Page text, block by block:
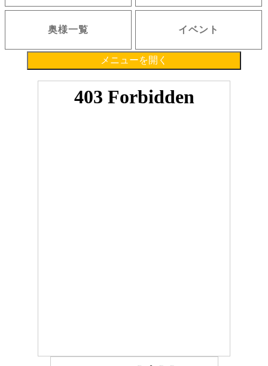
奥様一覧 イベント
メニューを開く